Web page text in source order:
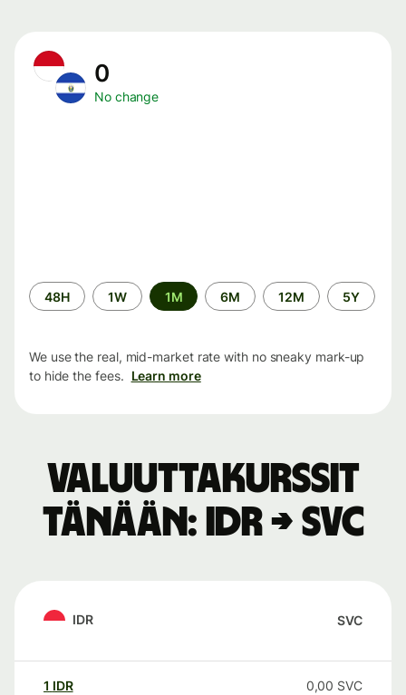
0
No change
Time
period
48H 1W 1M 6M 12M 5Y
We use the real, mid-market rate with no sneaky mark-up
to hide the fees. Learn more
Valuuttakurssit
tänään: IDR → SVC
IDR SVC
1 IDR 0,00 SVC